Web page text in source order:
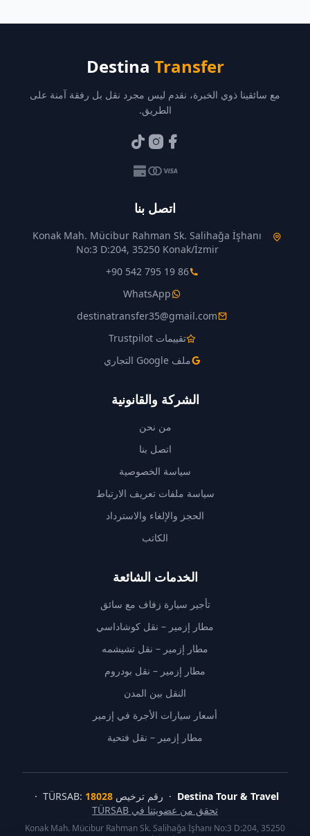
Destina Transfer
مع سائقينا ذوي الخبرة، نقدم ليس مجرد نقل بل رفقة آمنة على
الطريق.
اتصل بنا
Konak Mah. Mücibur Rahman Sk. Salihağa İşhanı
No:3 D:204, 35250 Konak/İzmir
+90 542 795 19 86
WhatsApp
destinatransfer35@gmail.com
تقييمات Trustpilot
ملف Google التجاري
الشركة والقانونية
من نحن
اتصل بنا
سياسة الخصوصية
سياسة ملفات تعريف الارتباط
الحجز والإلغاء والاسترداد
الكاتب
الخدمات الشائعة
تأجير سيارة زفاف مع سائق
مطار إزمير – نقل كوشاداسي
مطار إزمير – نقل تشيشمه
مطار إزمير – نقل بودروم
النقل بين المدن
أسعار سيارات الأجرة في إزمير
مطار إزمير – نقل فتحية
Destina Tour & Travel · رقم ترخيص TÜRSAB:18028
·
تحقق من عضويتنا في TÜRSAB
Konak Mah. Mücibur Rahman Sk. Salihağa İşhanı No:3 D:204, 35250